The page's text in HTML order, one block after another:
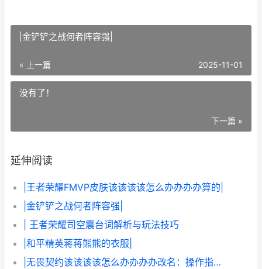
|金铲铲之战何者阵容强|
« 上一篇 2025-11-01
没有了！
下一篇 »
延伸阅读
|王者荣耀FMVP皮肤该该该该怎么办办办办算的|
|金铲铲之战何者阵容强|
| 王者荣耀司空震台词解析与玩法技巧
|和平精英蒋蒋熊熊的衣服|
|无畏契约该该该该怎么办办办办改名：操作指南与技巧|